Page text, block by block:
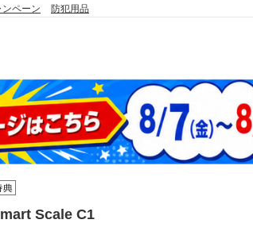
ペーン 防犯用品
Scale C1